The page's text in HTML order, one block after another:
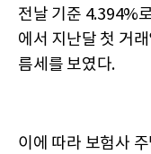
전날 기준 4.394%
에서 지난달 첫 거
름세를 보였다.
이에 따라 보험사